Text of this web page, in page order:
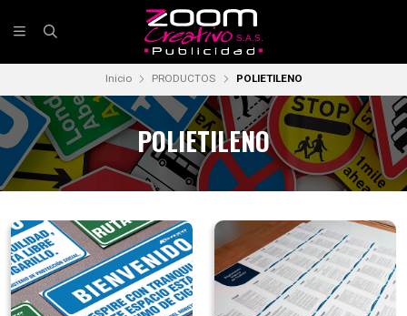
Inicio PRODUCTOS POLIETILENO
POLIETILENO